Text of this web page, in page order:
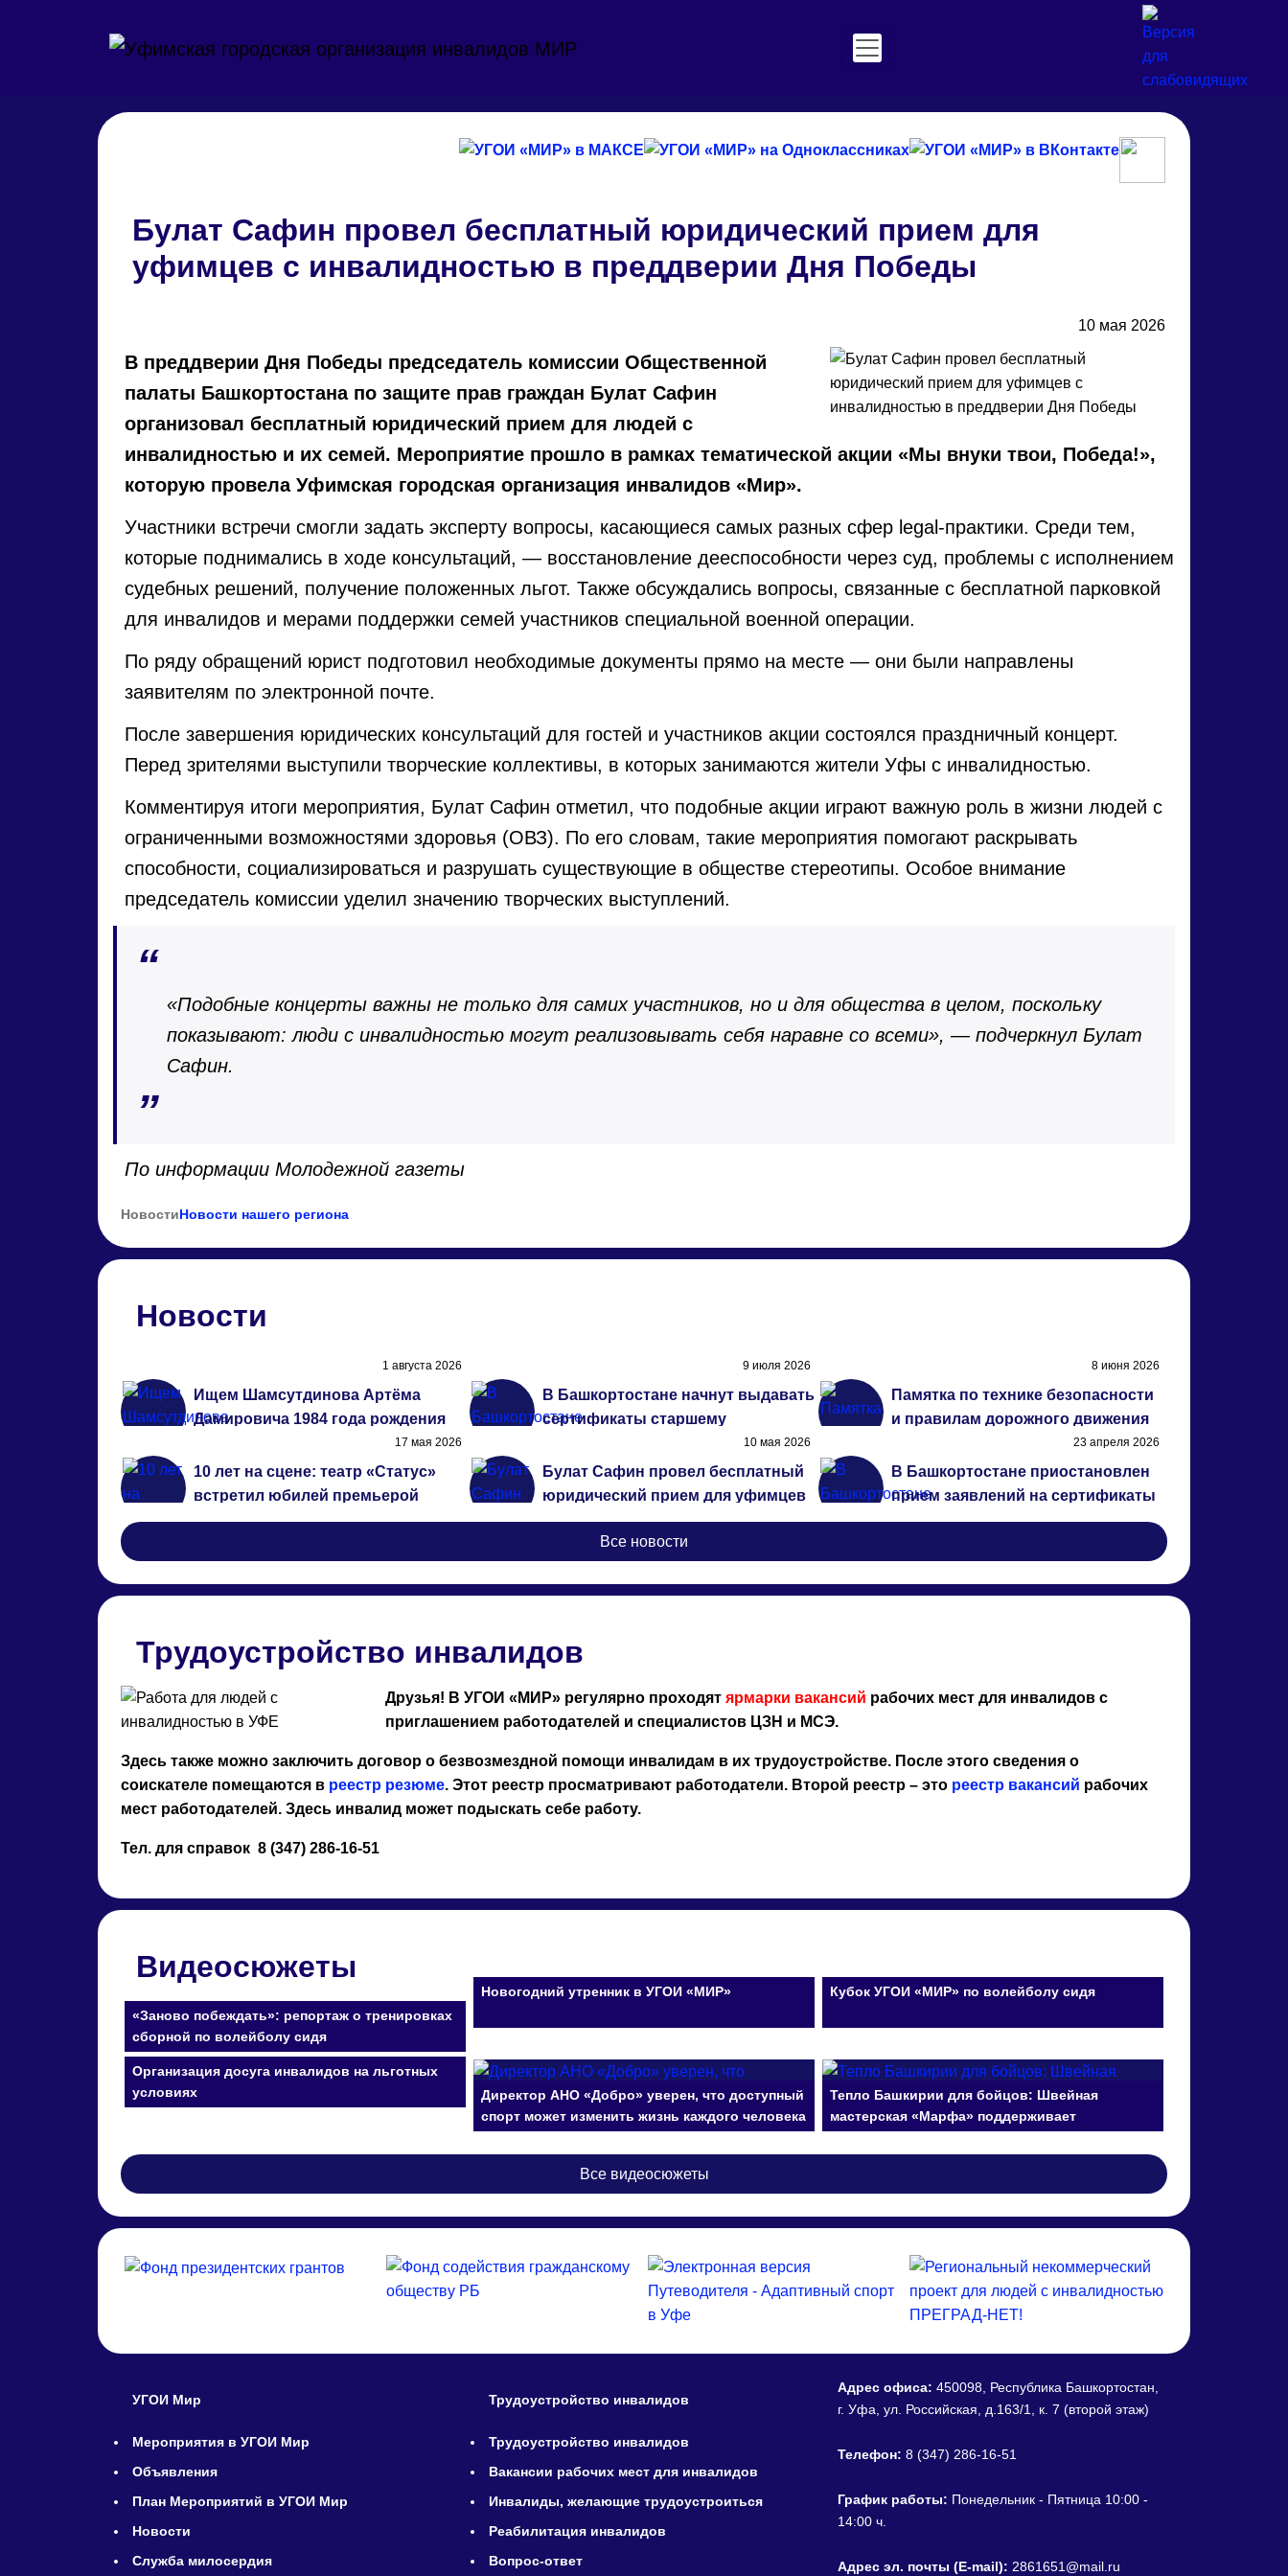
Булат Сафин провел бесплатный юридический прием для
уфимцев с инвалидностью в преддверии Дня Победы
10 мая 2026
В преддверии Дня Победы председатель комиссии Общественной
палаты Башкортостана по защите прав граждан Булат Сафин
организовал бесплатный юридический прием для людей с
инвалидностью и их семей. Мероприятие прошло в рамках тематической акции «Мы внуки твои, Победа!»,
которую провела Уфимская городская организация инвалидов «Мир».
Участники встречи смогли задать эксперту вопросы, касающиеся самых разных сфер legal-практики. Среди тем,
которые поднимались в ходе консультаций, — восстановление дееспособности через суд, проблемы с исполнением
судебных решений, получение положенных льгот. Также обсуждались вопросы, связанные с бесплатной парковкой
для инвалидов и мерами поддержки семей участников специальной военной операции.
По ряду обращений юрист подготовил необходимые документы прямо на месте — они были направлены
заявителям по электронной почте.
После завершения юридических консультаций для гостей и участников акции состоялся праздничный концерт.
Перед зрителями выступили творческие коллективы, в которых занимаются жители Уфы с инвалидностью.
Комментируя итоги мероприятия, Булат Сафин отметил, что подобные акции играют важную роль в жизни людей с
ограниченными возможностями здоровья (ОВЗ). По его словам, такие мероприятия помогают раскрывать
способности, социализироваться и разрушать существующие в обществе стереотипы. Особое внимание
председатель комиссии уделил значению творческих выступлений.
«Подобные концерты важны не только для самих участников, но и для общества в целом, поскольку
показывают: люди с инвалидностью могут реализовывать себя наравне со всеми», — подчеркнул Булат
Сафин.
По информации Молодежной газеты
НовостиНовости нашего региона
Новости
1 августа 2026
Ищем Шамсутдинова Артёма
Дамировича 1984 года рождения
9 июля 2026
В Башкортостане начнут выдавать
сертификаты старшему
8 июня 2026
Памятка по технике безопасности
и правилам дорожного движения
17 мая 2026
10 лет на сцене: театр «Статус»
встретил юбилей премьерой
спектакля «Стена»
10 мая 2026
Булат Сафин провел бесплатный
юридический прием для уфимцев
с инвалидностью в преддверии
23 апреля 2026
В Башкортостане приостановлен
прием заявлений на сертификаты
для реабилитации детей-
Все новости
Трудоустройство инвалидов
Друзья! В УГОИ «МИР» регулярно проходят ярмарки вакансий рабочих мест для инвалидов с
приглашением работодателей и специалистов ЦЗН и МСЭ.
Здесь также можно заключить договор о безвозмездной помощи инвалидам в их трудоустройстве. После этого сведения о
соискателе помещаются в реестр резюме. Этот реестр просматривают работодатели. Второй реестр – это реестр вакансий рабочих
мест работодателей. Здесь инвалид может подыскать себе работу.
Тел. для справок 8 (347) 286-16-51
Видеосюжеты
«Заново побеждать»: репортаж о тренировках
сборной по волейболу сидя
Новогодний утренник в УГОИ «МИР» Кубок УГОИ «МИР» по волейболу сидя
Организация досуга инвалидов на льготных
условиях
Директор АНО «Добро» уверен, что доступный
спорт может изменить жизнь каждого человека
Тепло Башкирии для бойцов: Швейная
мастерская «Марфа» поддерживает
Все видеосюжеты
УГОИ Мир
Мероприятия в УГОИ Мир
Объявления
План Мероприятий в УГОИ Мир
Новости
Служба милосердия
Трудоустройство инвалидов
Трудоустройство инвалидов
Вакансии рабочих мест для инвалидов
Инвалиды, желающие трудоустроиться
Реабилитация инвалидов
Вопрос-ответ
Адрес офиса: 450098, Республика Башкортостан,
г. Уфа, ул. Российская, д.163/1, к. 7 (второй этаж)
Телефон: 8 (347) 286-16-51
График работы: Понедельник - Пятница 10:00 -
14:00 ч.
Адрес эл. почты (E-mail): 2861651@mail.ru